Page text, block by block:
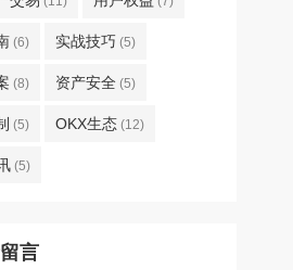
(6) 实战技巧 (5)
(8) 资产安全 (5)
(5) OKX生态 (12)
(5)
言